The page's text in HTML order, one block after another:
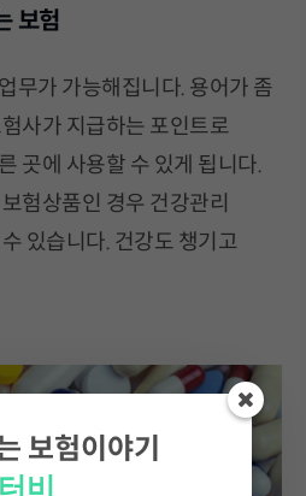
보험
무가 가능해집니다. 용어가 좀
사가 지급하는 포인트로
곳에 사용할 수 있게 됩니다.
험상품인 경우 건강관리
있습니다. 건강도 챙기고
보험이야기
비